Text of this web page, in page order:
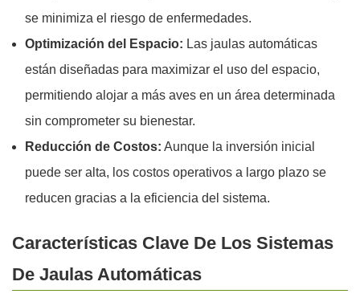
se minimiza el riesgo de enfermedades.
Optimización del Espacio: Las jaulas automáticas
están diseñadas para maximizar el uso del espacio,
permitiendo alojar a más aves en un área determinada
sin comprometer su bienestar.
Reducción de Costos: Aunque la inversión inicial
puede ser alta, los costos operativos a largo plazo se
reducen gracias a la eficiencia del sistema.
Características Clave De Los Sistemas
De Jaulas Automáticas